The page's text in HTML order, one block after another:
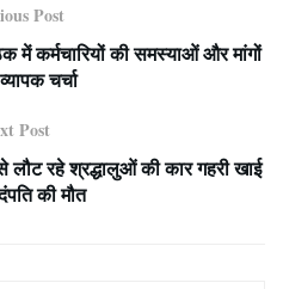
Post
में कर्मचारियों की समस्याओं और मांगों
चर्चा
Post
लौट रहे श्रद्धालुओं की कार गहरी खाई
की मौत